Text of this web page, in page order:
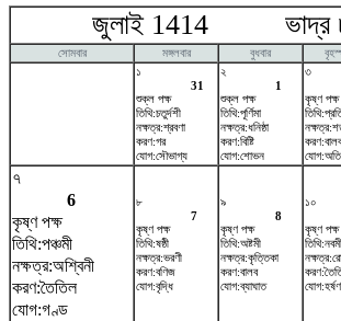
জুলাই 1414
সোমবার মঙ্গলবার বুধবার
১
31
শুক্ল পক্ষ
তিথি:চতুর্দশী
নক্ষত্র:শ্রবণা
করণ:গর
যোগ:সৌভাগ্য
২
1
শুক্ল পক্ষ
তিথি:পূর্ণিমা
নক্ষত্র:ধনিষ্ঠা
করণ:বিষ্টি
যোগ:শোভন
৩
কৃষ্ণ পক্ষ
করণ:বালব
৭
6
কৃষ্ণ পক্ষ
তিথি:পঞ্চমী
নক্ষত্র:অশ্বিনী
করণ:তৈতিল
যোগ:গণ্ড
৮
7
কৃষ্ণ পক্ষ
তিথি:ষষ্ঠী
নক্ষত্র:ভরণী
করণ:বণিজ
যোগ:বৃদ্ধি
৯
8
কৃষ্ণ পক্ষ
তিথি:অষ্টমী
নক্ষত্র:কৃত্তিকা
করণ:বালব
যোগ:ব্যাঘাত
১০
কৃষ্ণ পক্ষ
তিথি:নবমী
যোগ:হর্ষণ